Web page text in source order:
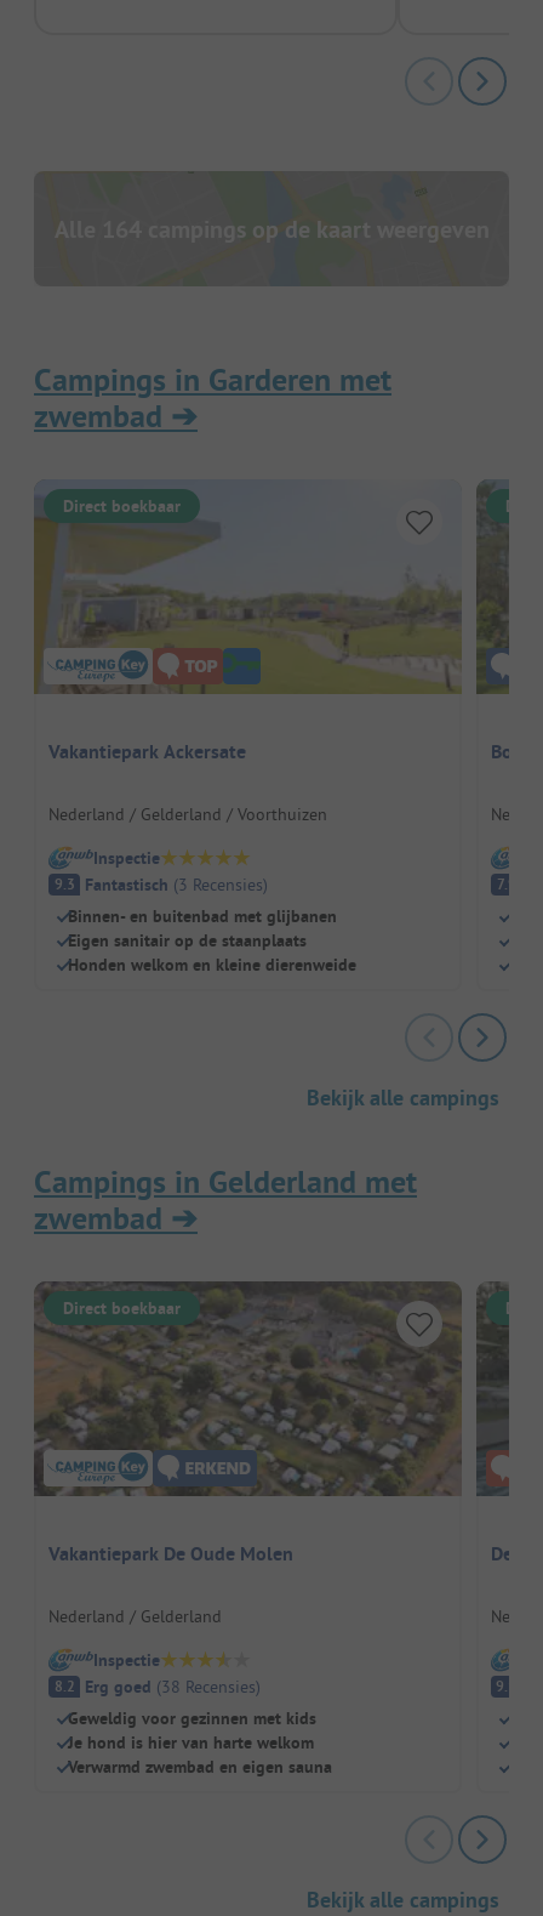
Alle 164 campings op de kaart weergeven
Campings in Garderen met
zwembad ➔
Direct boekbaar
Vakantiepark Ackersate
Nederland / Gelderland / Voorthuizen
Inspectie
9.3 Fantastisch (3 Recensies)
Binnen- en buitenbad met glijbanen
Eigen sanitair op de staanplaats
Honden welkom en kleine dierenweide
Bos
7.9
Bekijk alle campings
Campings in Gelderland met
zwembad ➔
Direct boekbaar
Vakantiepark De Oude Molen
Nederland / Gelderland
Inspectie
8.2 Erg goed (38 Recensies)
Geweldig voor gezinnen met kids
Je hond is hier van harte welkom
Verwarmd zwembad en eigen sauna
De
9.1
Bekijk alle campings